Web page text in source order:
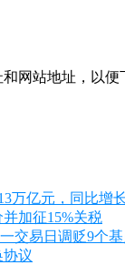
网站地址，以便
万亿元，同比增
加征15%关税
交易日调贬9个
议